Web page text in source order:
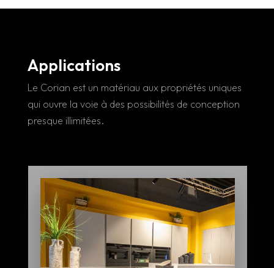
Applications
Le Corian est un matériau aux propriétés uniques
qui ouvre la voie à des possibilités de conception
presque illimitées.